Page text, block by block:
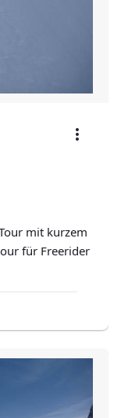
mit kurzem
für Freerider